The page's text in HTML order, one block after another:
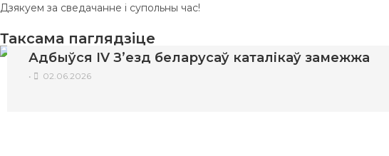
Дзякуем за сведачанне і супольны час!
Таксама паглядзіце
Адбыўся IV З’езд беларусаў каталікаў замежжа
• 02.06.2026